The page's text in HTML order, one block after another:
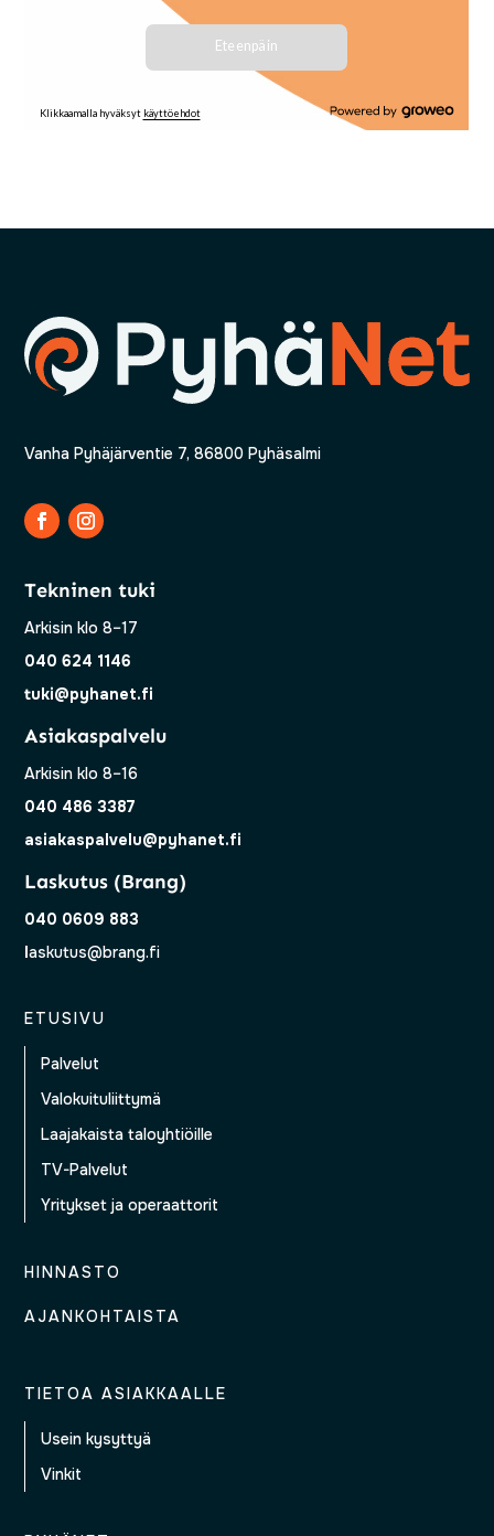
Vanha Pyhäjärventie 7, 86800 Pyhäsalmi
Tekninen tuki
Arkisin klo 8–17
040 624 1146
tuki@pyhanet.fi
Asiakaspalvelu
Arkisin klo 8–16
040 486 3387
asiakaspalvelu@pyhanet.fi
Laskutus (Brang)
040 0609 883
laskutus@brang.fi
ETUSIVU
Palvelut
Valokuituliittymä
Laajakaista taloyhtiöille
TV-Palvelut
Yritykset ja operaattorit
HINNASTO
AJANKOHTAISTA
TIETOA ASIAKKAALLE
Usein kysyttyä
Vinkit